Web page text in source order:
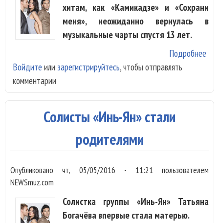
хитам, как «Камикадзе» и «Сохрани
меня», неожиданно вернулась в
музыкальные чарты спустя 13 лет.
Подробнее
Войдите или зарегистрируйтесь, чтобы отправлять
комментарии
Солисты «Инь-Ян» стали
родителями
Опубликованочт, 05/05/2016 - 11:21 пользователем
NEWSmuz.com
Солистка группы «Инь-Ян» Татьяна
Богачёва впервые стала матерью.